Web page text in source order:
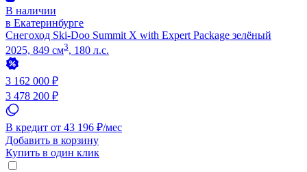
В наличии
в Екатеринбурге
Снегоход Ski-Doo Summit X with Expert Package зелёный
2025, 849 см3, 180 л.с.
3 162 000 ₽
3 478 200 ₽
В кредит от 43 196 ₽/мес
Добавить в корзину
Купить в один клик